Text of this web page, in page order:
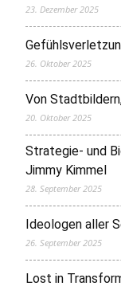
23. Dezember 2025
26. Oktober 2025
Von
20. Oktober 2025
Strategie- und
Jimmy Kimmel
28. September 2025
Ideologen aller
26. September 2025
Lost in